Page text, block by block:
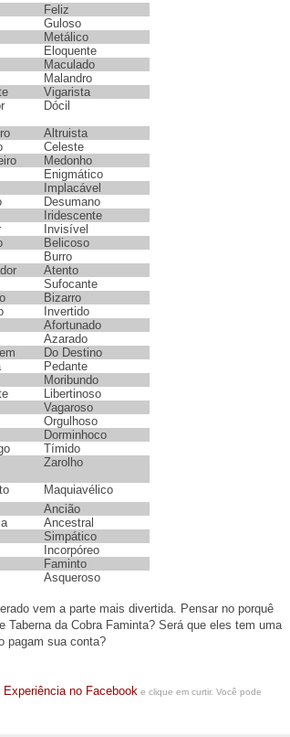
Feliz
Guloso
Metálico
Eloquente
Maculado
Malandro
Vigarista
Dócil
Altruista
Celeste
Medonho
Enigmático
Implacável
Desumano
Iridescente
Invisível
Belicoso
Burro
Atento
Sufocante
Bizarro
Invertido
Afortunado
Azarado
Do Destino
Pedante
Moribundo
Libertinoso
Vagaroso
Orgulhoso
Dorminhoco
Tímido
Zarolho
Maquiavélico
Ancião
Ancestral
Simpático
Incorpóreo
Faminto
Asqueroso
vem a parte mais divertida. Pensar no porquê
da Cobra Faminta? Será que eles tem uma
pagam sua conta?
Experiência no Facebook e clique em curtir. Você pode